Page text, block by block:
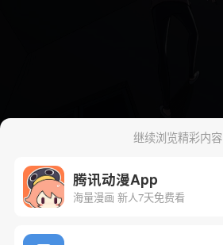
继续浏览精彩内容
腾讯动漫App
海量漫画 新人7天免费看